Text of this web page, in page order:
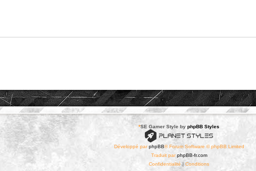
*SE Gamer Style by phpBB Styles
Développé parphpBB® Forum Software © phpBB Limited
Traduit parphpBB-fr.com
Confidentialité| Conditions